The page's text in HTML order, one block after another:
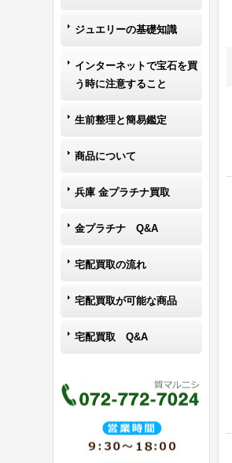
ジュエリーの基礎知識
インターネットで宝石を買
う時に注意すること
生前整理と簡易鑑定
商品について
兵庫 金プラチナ買取
金プラチナ Q&A
宅配買取の流れ
宅配買取が可能な商品
宅配買取 Q&A